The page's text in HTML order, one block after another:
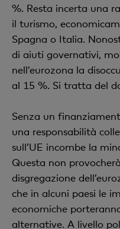
%. Resta incerta una
il turismo,
Spagna o Italia.
di aiuti governativi,
nell’eurozona la
al 15 %. Si tratta del
Senza un
una responsabilità
sull’UE incombe la
Questa non
disgregazione
che in alcuni paesi le
economiche
alternative. A livello